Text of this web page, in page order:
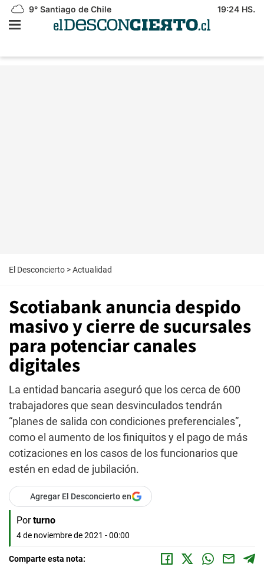
9° Santiago de Chile 19:24 HS.
El Desconcierto >Actualidad
Scotiabank anuncia despido
masivo y cierre de sucursales
para potenciar canales
digitales
La entidad bancaria aseguró que los cerca de 600
trabajadores que sean desvinculados tendrán
“planes de salida con condiciones preferenciales”,
como el aumento de los finiquitos y el pago de más
cotizaciones en los casos de los funcionarios que
estén en edad de jubilación.
Agregar El Desconcierto en
Por turno
4 de noviembre de 2021 - 00:00
Comparte esta nota: